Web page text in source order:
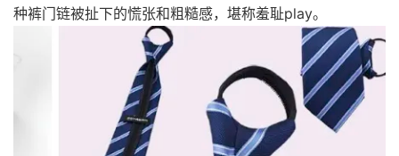
种裤门链被扯下的慌张和粗糙感，堪称羞耻play。